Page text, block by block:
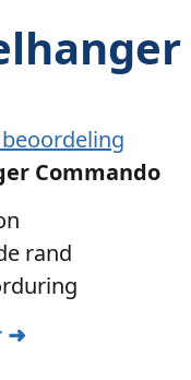
beoordeling
Commando
rand
➜